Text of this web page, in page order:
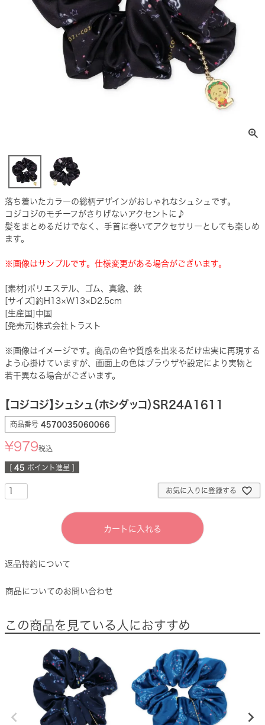
落ち着いたカラーの総柄デザインがおしゃれなシュシュです。
コジコジのモチーフがさりげないアクセントに♪
髪をまとめるだけでなく、手首に巻いてアクセサリーとしても楽しめ
ます。
※画像はサンプルです。仕様変更がある場合がございます。
[素材]ポリエステル、ゴム、真鍮、鉄
[サイズ]約H13×W13×D2.5cm
[生産国]中国
[発売元]株式会社トラスト
※画像はイメージです。商品の色や質感を出来るだけ忠実に再現する
よう心掛けていますが、画面上の色はブラウザや設定により実物と
若干異なる場合がございます。
【コジコジ】シュシュ（ホシダッコ）SR24A1611
商品番号 4570035060066
¥979税込
45 ポイント進呈 ]
お気に入りに登録する
カートに入れる
返品特約について
商品についてのお問い合わせ
この商品を見ている人におすすめ